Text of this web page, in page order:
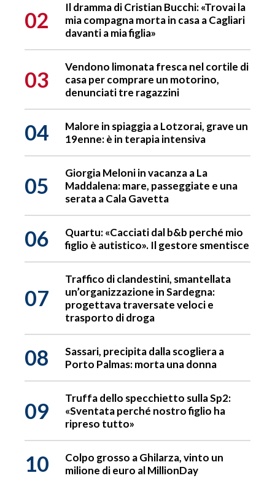
02
Il dramma di Cristian Bucchi: «Trovai la
mia compagna morta in casa a Cagliari
davanti a mia figlia»
03
Vendono limonata fresca nel cortile di
casa per comprare un motorino,
denunciati tre ragazzini
04
Malore in spiaggia a Lotzorai, grave un
19enne: è in terapia intensiva
05
Giorgia Meloni in vacanza a La
Maddalena: mare, passeggiate e una
serata a Cala Gavetta
06
Quartu: «Cacciati dal b&b perché mio
figlio è autistico». Il gestore smentisce
07
Traffico di clandestini, smantellata
un’organizzazione in Sardegna:
progettava traversate veloci e
trasporto di droga
08
Sassari, precipita dalla scogliera a
Porto Palmas: morta una donna
09
Truffa dello specchietto sulla Sp2:
«Sventata perché nostro figlio ha
ripreso tutto»
10
Colpo grosso a Ghilarza, vinto un
milione di euro al MillionDay